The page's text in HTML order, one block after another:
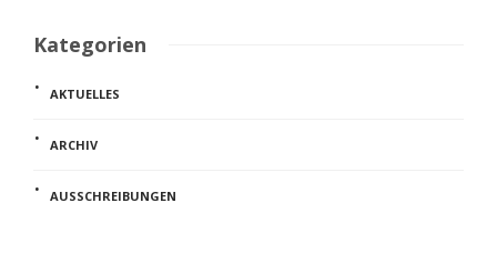
Kategorien
AKTUELLES
ARCHIV
AUSSCHREIBUNGEN